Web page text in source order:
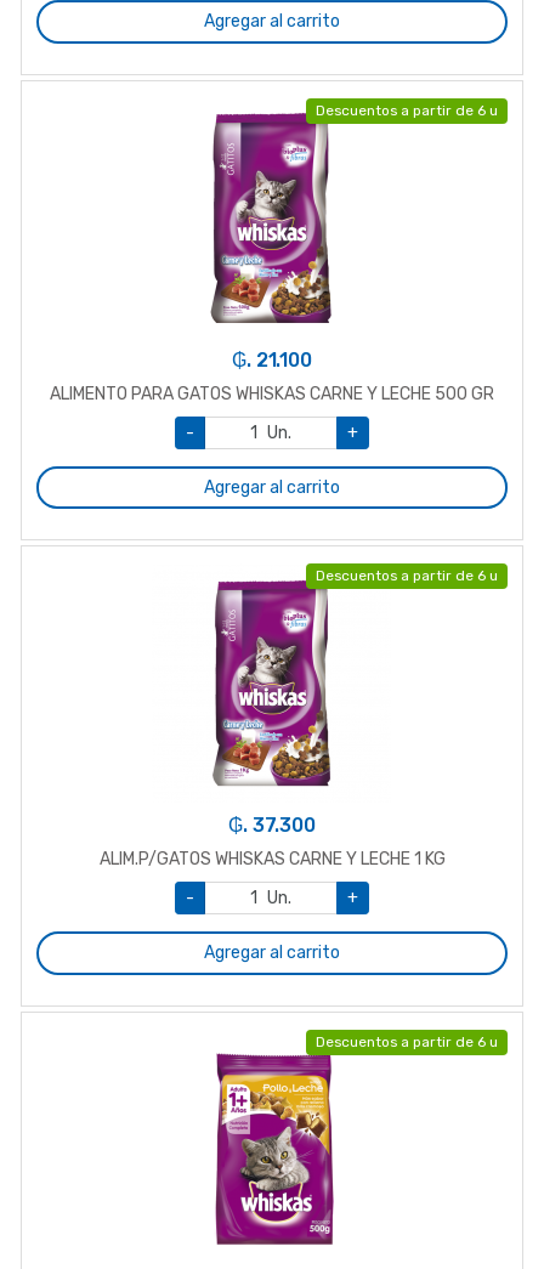
Agregar al carrito
Descuentos a partir de 6 u
₲. 21.100
ALIMENTO PARA GATOS WHISKAS CARNE Y LECHE 500 GR
-
Un. +
Agregar al carrito
Descuentos a partir de 6 u
₲. 37.300
ALIM.P/GATOS WHISKAS CARNE Y LECHE 1 KG
-
Un. +
Agregar al carrito
Descuentos a partir de 6 u